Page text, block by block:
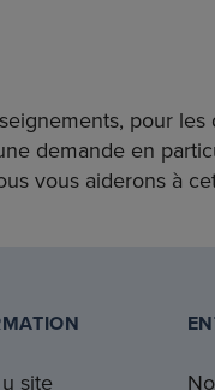
pour
demande en
vous aiderons à
site